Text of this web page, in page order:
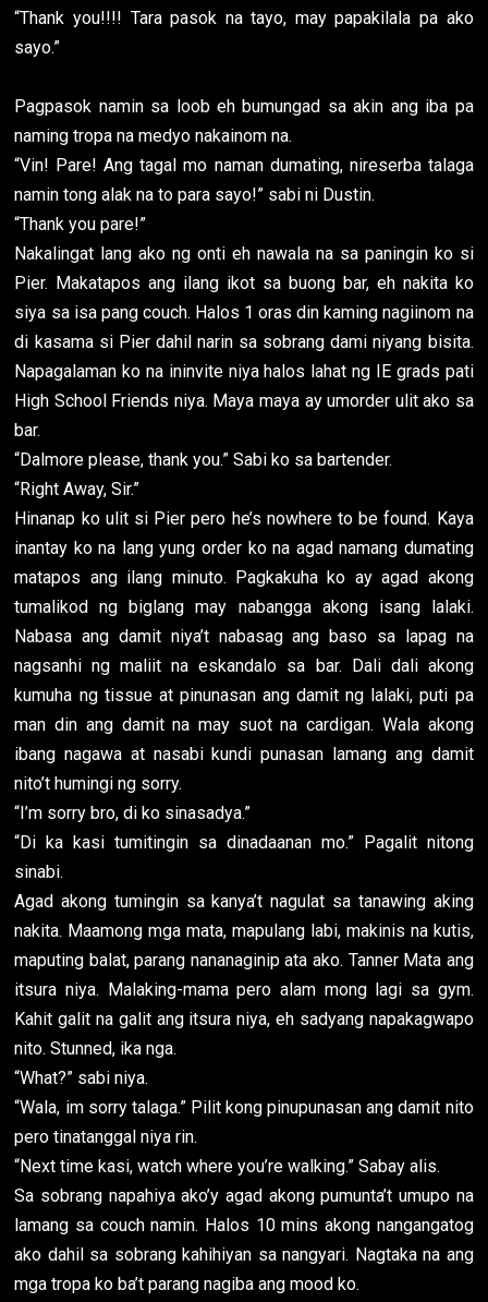
“Thank you!!!! Tara pasok na tayo, may papakilala pa ako
sayo.”
Pagpasok namin sa loob eh bumungad sa akin ang iba pa
naming tropa na medyo nakainom na.
“Vin! Pare! Ang tagal mo naman dumating, nireserba talaga
namin tong alak na to para sayo!” sabi ni Dustin.
“Thank you pare!”
Nakalingat lang ako ng onti eh nawala na sa paningin ko si
Pier. Makatapos ang ilang ikot sa buong bar, eh nakita ko
siya sa isa pang couch. Halos 1 oras din kaming nagiinom na
di kasama si Pier dahil narin sa sobrang dami niyang bisita.
Napagalaman ko na ininvite niya halos lahat ng IE grads pati
High School Friends niya. Maya maya ay umorder ulit ako sa
bar.
“Dalmore please, thank you.” Sabi ko sa bartender.
“Right Away, Sir.”
Hinanap ko ulit si Pier pero he’s nowhere to be found. Kaya
inantay ko na lang yung order ko na agad namang dumating
matapos ang ilang minuto. Pagkakuha ko ay agad akong
tumalikod ng biglang may nabangga akong isang lalaki.
Nabasa ang damit niya’t nabasag ang baso sa lapag na
nagsanhi ng maliit na eskandalo sa bar. Dali dali akong
kumuha ng tissue at pinunasan ang damit ng lalaki, puti pa
man din ang damit na may suot na cardigan. Wala akong
ibang nagawa at nasabi kundi punasan lamang ang damit
nito’t humingi ng sorry.
“I’m sorry bro, di ko sinasadya.”
“Di ka kasi tumitingin sa dinadaanan mo.” Pagalit nitong
sinabi.
Agad akong tumingin sa kanya’t nagulat sa tanawing aking
nakita. Maamong mga mata, mapulang labi, makinis na kutis,
maputing balat, parang nananaginip ata ako. Tanner Mata ang
itsura niya. Malaking-mama pero alam mong lagi sa gym.
Kahit galit na galit ang itsura niya, eh sadyang napakagwapo
nito. Stunned, ika nga.
“What?” sabi niya.
“Wala, im sorry talaga.” Pilit kong pinupunasan ang damit nito
pero tinatanggal niya rin.
“Next time kasi, watch where you’re walking.” Sabay alis.
Sa sobrang napahiya ako’y agad akong pumunta’t umupo na
lamang sa couch namin. Halos 10 mins akong nangangatog
ako dahil sa sobrang kahihiyan sa nangyari. Nagtaka na ang
mga tropa ko ba’t parang nagiba ang mood ko.